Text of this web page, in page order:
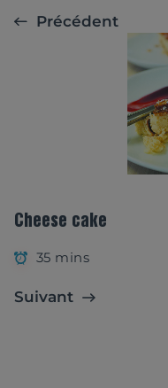
Précédent
Cheese cake
35 mins
Suivant